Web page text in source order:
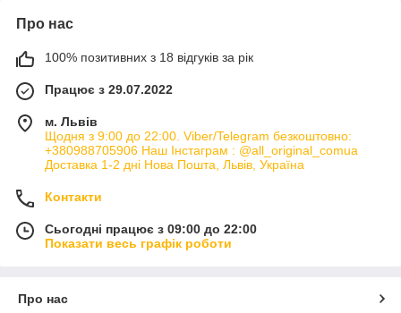
Про нас
100% позитивних з 18 відгуків за рік
Працює з 29.07.2022
м. Львів
Щодня з 9:00 до 22:00. Viber/Telegram безкоштовно:
+380988705906 Наш Інстаграм : @all_original_comua
Доставка 1-2 дні Нова Пошта, Львів, Україна
Контакти
Сьогодні працює з 09:00 до 22:00
Показати весь графік роботи
Про нас